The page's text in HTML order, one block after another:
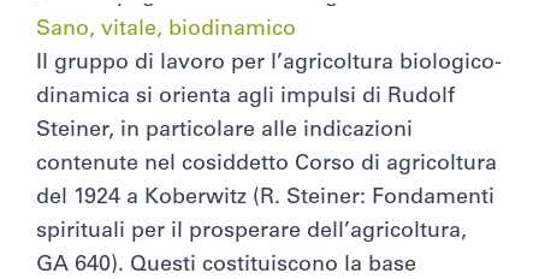
Sano, vitale, biodinamico
Il gruppo di lavoro per l’agricoltura biologico-
dinamica si orienta agli impulsi di Rudolf
Steiner, in particolare alle indicazioni
contenute nel cosiddetto Corso di agricoltura
del 1924 a Koberwitz (R. Steiner: Fondamenti
spirituali per il prosperare dell’agricoltura,
GA 640). Questi costituiscono la base